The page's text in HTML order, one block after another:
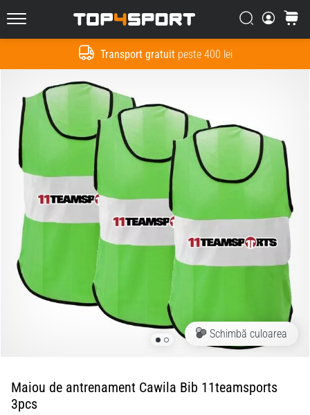
Transport gratuitpeste 400 lei
Top4Sport.ro Căutare
Cos
Schimbă culoarea
Maiou de antrenament Cawila Bib 11teamsports
3pcs